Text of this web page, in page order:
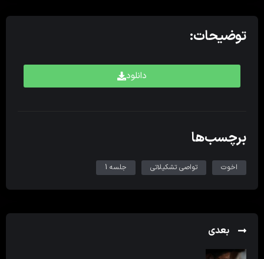
توضیحات:
دانلود
برچسب‌ها
اخوت تواصی تشکیلاتی جلسه 1
بعدی